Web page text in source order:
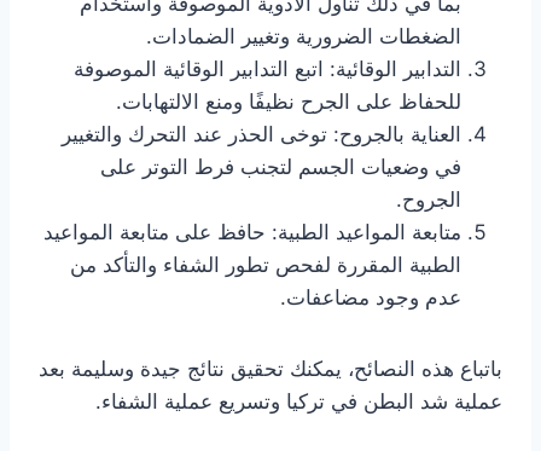
الضغطات الضرورية وتغيير الضمادات.
التدابير الوقائية: اتبع التدابير الوقائية الموصوفة
للحفاظ على الجرح نظيفًا ومنع الالتهابات.
العناية بالجروح: توخى الحذر عند التحرك والتغيير
في وضعيات الجسم لتجنب فرط التوتر على
الجروح.
متابعة المواعيد الطبية: حافظ على متابعة المواعيد
الطبية المقررة لفحص تطور الشفاء والتأكد من
عدم وجود مضاعفات.
باتباع هذه النصائح، يمكنك تحقيق نتائج جيدة وسليمة بعد
عملية شد البطن في تركيا وتسريع عملية الشفاء.